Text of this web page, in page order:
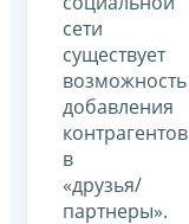
сети
существует
возможность
добавления
контрагентов
в
«друзья/
партнеры».